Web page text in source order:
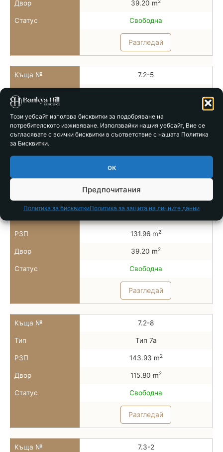
Този уебсайт използва бисквитки за подобряване на
потребителското изживяване. Използвайки нашия уебсайт, Вие се
съгласявате с всички бисквитки в съответствие с нашата Политика
за Бисквитки.
ок
Предпочитания
Политика за бисквиткиПолитика за защита на личните данни
Двор 39.20 m
Статус Свободна
Разгледай
Къща № 7.2-5
РЗП
Двор 28.00 m 2
Статус
Къща № 7.2-6
РЗП 131.96 m2
Двор 39.20 m2
Статус Свободна
Разгледай
Къща № 7.2-8
Тип Тип 7а
РЗП 143.93 m2
Двор 115.80 m2
Статус Свободна
Разгледай
Къща № 7.3-2